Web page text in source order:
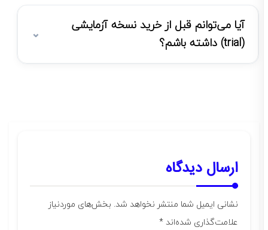
آیا می‌توانم قبل از خرید نسخه آزمایشی
ارسال دیدگاه
نشانی ایمیل شما منتشر نخواهد شد.بخش‌های موردنیاز
علامت‌گذاری شده‌اند*